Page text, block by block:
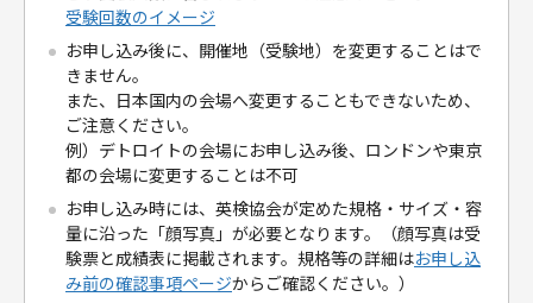
受験回数のイメージ
お申し込み後に、開催地（受験地）を変更することはで
きません。
また、日本国内の会場へ変更することもできないため、
ご注意ください。
例）デトロイトの会場にお申し込み後、ロンドンや東京
都の会場に変更することは不可
お申し込み時には、英検協会が定めた規格・サイズ・容
量に沿った「顔写真」が必要となります。（顔写真は受
験票と成績表に掲載されます。規格等の詳細はお申し込
み前の確認事項ページからご確認ください。）